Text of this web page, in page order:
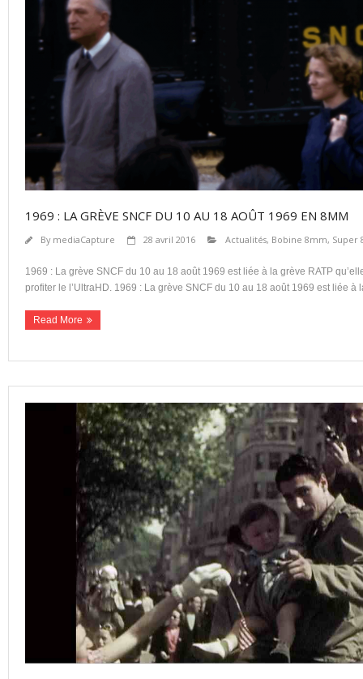
1969 : LA GRÈVE SNCF DU 10 AU 18 AOÛT 1969 EN 8MM
By mediaCapture 28 avril 2016 Actualités, Bobine 8mm, Super
1969 : La grève SNCF du 10 au 18 août 1969 est liée à la grève RATP
profiter le l’UltraHD. 1969 : La grève SNCF du 10 au 18 août 1969 est liée à
Read More